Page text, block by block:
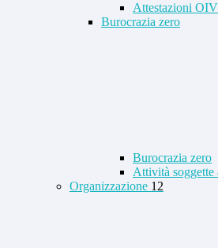
Attestazioni
Burocrazia zero
Burocrazia zero
Attività soggette
Organizzazione 12